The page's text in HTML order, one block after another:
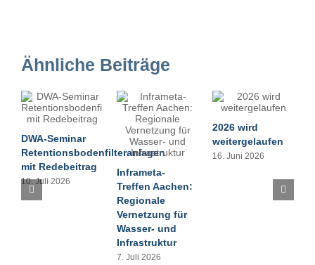
Ähnliche Beiträge
DWA-Seminar
Retentionsbodenfilteranlagen
mit Redebeitrag
10. Juli 2026
Inframeta-
Treffen Aachen:
Regionale
Vernetzung für
Wasser- und
Infrastruktur
7. Juli 2026
2026 wird
weitergelaufen
16. Juni 2026